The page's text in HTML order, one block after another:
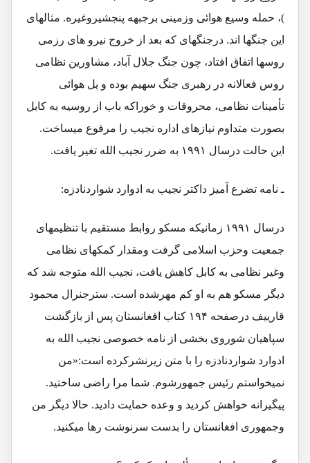
)، حمله وسیع هوائی وزمینی برجبهه پنجشیروغیره. مثالهای
این جنگها اند. درجنگهای که بعد از خروج نیرو های رزمی
روسها اتفاق افتاد، چون جنگ جلال آباد، مشاورین نظامی
روس فعالانه در رهبری جنگ سهیم بوده و پل هوائی
تأمینات نظامی، محروقات و خوراکه باب از روسیه به کابل
بصورت متداوم نیازهای اداره نجیب را مرفوع میساخت.
این حالت درسال ۱۹۹۱ به ضرر نجیب الله تغیر یافت.
ـ نامه تضرع آمیز داکتر نجیب به ادوارد شواردنادزه:
درسال ۱۹۹۱ زمانیکه مسکو روابط مستقیم با تنظیمهای
جمعیت وحزب اسلامی گرفت ومقدار کمکهای نظامی
وغیر نظامی به کابل کاهش یافت، نجیب الله متوجه شد که
دیگر مسکو هم به او کم مهرشده است. سترجنرال محمود
قارییف درصفحه ۱۹۴ کتاب افغانستان پس از بازگشت
سپاهیان شوروی بخشی از نامه خصوصی نجیب الله به
ادوارد شواردنادزه را با متن زیرنشرکرده است:«من
نمیخواستم رئیس جمهورشوم. شما مرا راضی ساختید.
پیگیرانه خواهش کردید و وعده حمایت دادید. حالا دیگر من
وجمهوری افغانستان را بدست سرنوشت رها میکنید.